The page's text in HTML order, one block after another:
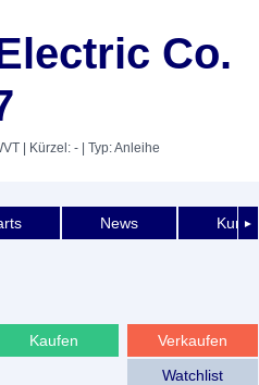
Co.
| Kürzel: - | Typ: Anleihe
►
News
Verkaufen
Kaufen
Watchlist